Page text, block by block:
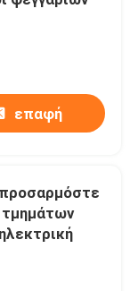
επαφή
τμημάτων